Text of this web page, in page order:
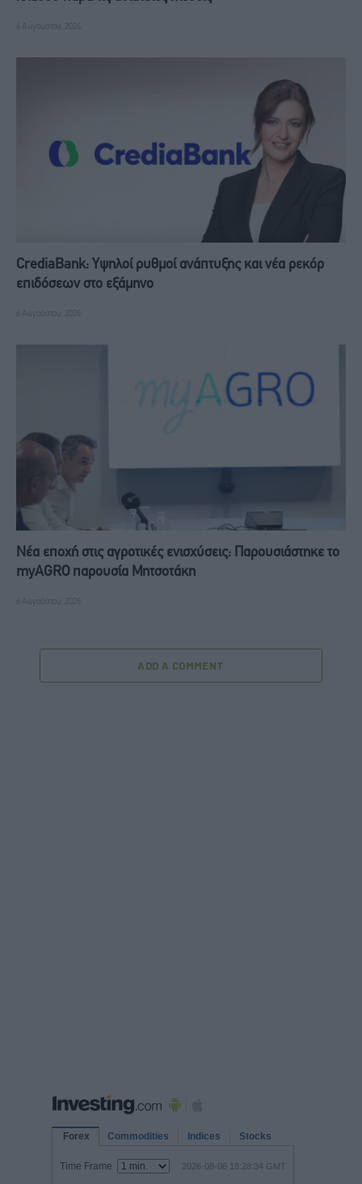
6 Αυγούστου, 2026
CrediaBank: Υψηλοί ρυθμοί ανάπτυξης και νέα ρεκόρ
επιδόσεων στο εξάμηνο
6 Αυγούστου, 2026
Νέα εποχή στις αγροτικές ενισχύσεις: Παρουσιάστηκε το
myAGRO παρουσία Μητσοτάκη
6 Αυγούστου, 2026
ADD A COMMENT